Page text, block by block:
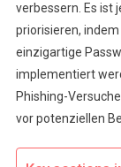
verbessern. Es ist
priorisieren,
einzigartige
implementiert
Phishing-
vor potenziellen